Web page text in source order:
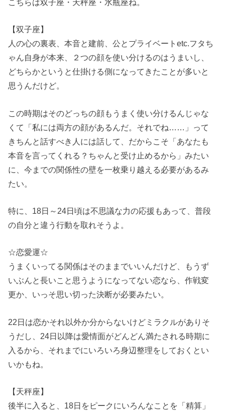
こちらは双子座・天秤座・水瓶座ね。
【双子座】
人の心の裏表、本音と建前、公とプライベートetc.フタち
ゃん自身が本来、２つの顔を使い分けるのはうまいし、
どちらかというと仕掛ける側になってきたことが多いと
思うんだけど。
この時期はそのどっちの顔もうまく使い分けるんじゃな
くて「私には両方の顔があるんだ。それでね……」って
きちんと話すべき人には話して、だからこそ「あなたも
本音を言ってくれる？ちゃんと受け止めるから」みたい
に、今までの関係性の壁を一枚乗り越える必要があるみ
たい。
特に、18日～24日頃は不思議な力の応援もあって、普段
の自分と違う行動を取れそうよ。
☆恋愛運☆
うまくいってる関係はそのままでいいんだけど、もうず
いぶんと長いこと思うようになってない恋なら、作戦変
更か、いっそ思い切った決断が必要みたい。
22日は恋かそれ以外か分からないけどミラクルがありそ
うだし、24日以降は愛情面がどんどん満たされる時期に
入るから、それまでにいろいろ身辺整理をしておくとい
いかもね。
【天秤座】
後半に入ると、18日をピークにいろんなことを「精算」